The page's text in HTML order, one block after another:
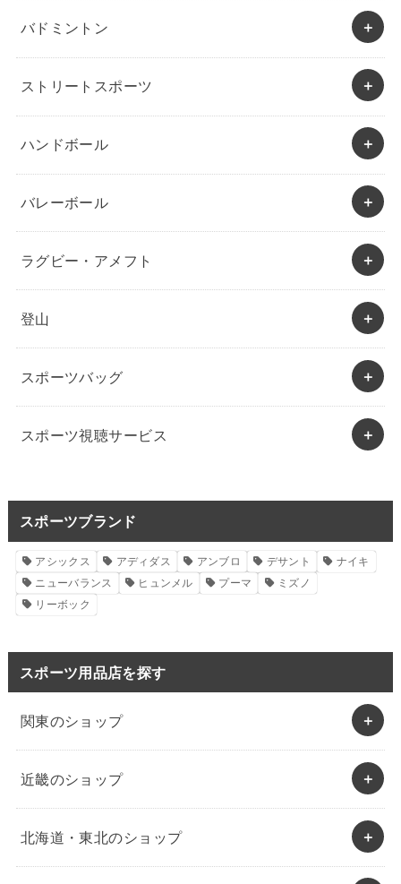
バドミントン
ストリートスポーツ
ハンドボール
バレーボール
ラグビー・アメフト
登山
スポーツバッグ
スポーツ視聴サービス
スポーツブランド
アシックス アディダス アンブロ デサント
ナイキ
ニューバランス
ヒュンメル プーマ
ミズノ
リーボック
スポーツ用品店を探す
関東のショップ
近畿のショップ
北海道・東北のショップ